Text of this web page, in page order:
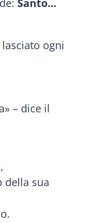
ogni
– dice il
della sua